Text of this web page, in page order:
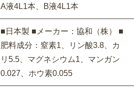
A液4L1本、B液4L1本
■日本製 ■メーカー：協和（株） ■
肥料成分：窒素1、リン酸3.8、カ
リ5.5、マグネシウム1、マンガン
0.027、ホウ素0.055